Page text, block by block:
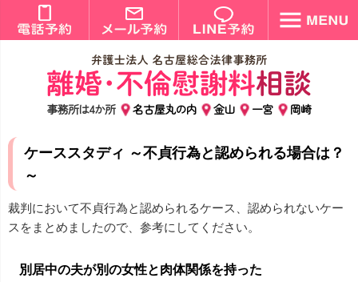
事務所は4か所 名古屋丸の内 金山 一宮 岡崎
ケーススタディ ～不貞行為と認められる場合は？
～
裁判において不貞行為と認められるケース、認められないケー
スをまとめましたので、参考にしてください。
別居中の夫が別の女性と肉体関係を持った